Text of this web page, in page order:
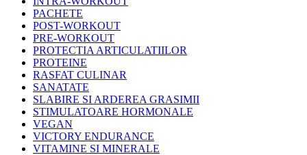
PACHETE
POST-WORKOUT
PRE-WORKOUT
PROTECTIA ARTICULATIILOR
PROTEINE
RASFAT CULINAR
SANATATE
SLABIRE SI ARDEREA GRASIMII
STIMULATOARE HORMONALE
VEGAN
VICTORY ENDURANCE
VITAMINE SI MINERALE